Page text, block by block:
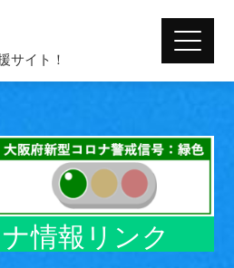
サイト！
情報リンク